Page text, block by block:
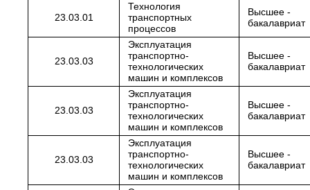
23.03.01
Технология
транспортных
процессов
Высшее -
бакалавриат
23.03.03
Эксплуатация
транспортно-
технологических
машин и комплексов
Высшее -
бакалавриат
23.03.03
Эксплуатация
транспортно-
технологических
машин и комплексов
Высшее -
бакалавриат
23.03.03
Эксплуатация
транспортно-
технологических
машин и комплексов
Высшее -
бакалавриат